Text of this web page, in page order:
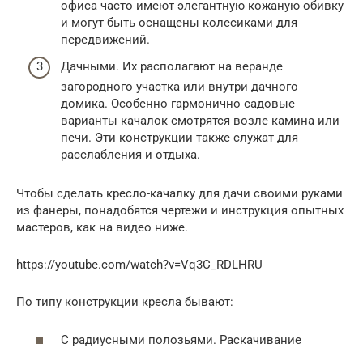
офиса часто имеют элегантную кожаную обивку
и могут быть оснащены колесиками для
передвижений.
Дачными. Их располагают на веранде
загородного участка или внутри дачного
домика. Особенно гармонично садовые
варианты качалок смотрятся возле камина или
печи. Эти конструкции также служат для
расслабления и отдыха.
Чтобы сделать кресло-качалку для дачи своими руками
из фанеры, понадобятся чертежи и инструкция опытных
мастеров, как на видео ниже.
https://youtube.com/watch?v=Vq3C_RDLHRU
По типу конструкции кресла бывают:
С радиусными полозьями. Раскачивание